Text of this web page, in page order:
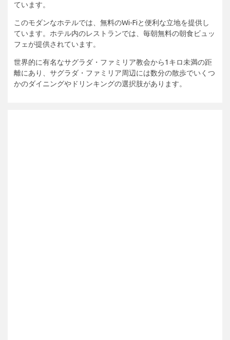
ています。
このモダンなホテルでは、無料のWi-Fiと便利な立地を提供し
ています。ホテル内のレストランでは、毎朝無料の朝食ビュッ
フェが提供されています。
世界的に有名なサグラダ・ファミリア教会から1キロ未満の距
離にあり、サグラダ・ファミリア周辺には数分の散歩でいくつ
かのダイニングやドリンキングの選択肢があります。